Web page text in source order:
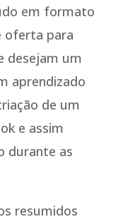
em formato
oferta para
desejam um
aprendizado
de um
e assim
durante as
resumidos